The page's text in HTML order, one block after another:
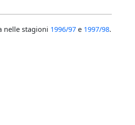
nelle stagioni 1996/97 e 1997/98.